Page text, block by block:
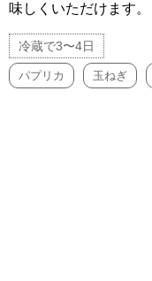
味しくいただけます。
冷蔵で3〜4日
パプリカ 玉ねぎ